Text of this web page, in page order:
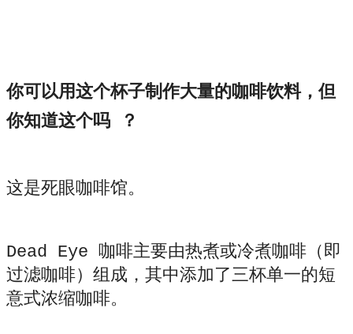
你可以用这个杯子制作大量的咖啡饮料，但
你知道这个吗 ？
这是死眼咖啡馆。
Dead Eye 咖啡主要由热煮或冷煮咖啡（即
过滤咖啡）组成，其中添加了三杯单一的短
意式浓缩咖啡。